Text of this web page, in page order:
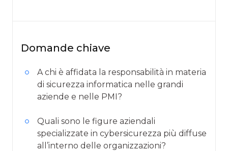
Domande chiave
A chi è affidata la responsabilità in materia
di sicurezza informatica nelle grandi
aziende e nelle PMI?
Quali sono le figure aziendali
specializzate in cybersicurezza più diffuse
all’interno delle organizzazioni?